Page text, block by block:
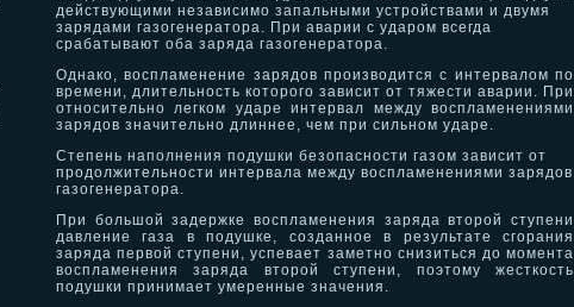
действующими независимо запальными устройствами и двумя
зарядами газогенератора. При аварии с ударом всегда
срабатывают оба заряда газогенератора.
Однако, воспламенение зарядов производится с интервалом по
времени, длительность которого зависит от тяжести аварии. При
относительно легком ударе интервал между воспламенениями
зарядов значительно длиннее, чем при сильном ударе.
Степень наполнения подушки безопасности газом зависит от
продолжительности интервала между воспламенениями зарядов
газогенератора.
При большой задержке воспламенения заряда второй ступени
давление газа в подушке, созданное в результате сгорания
заряда первой ступени, успевает заметно снизиться до момента
воспламенения заряда второй ступени, поэтому жесткость
подушки принимает умеренные значения.